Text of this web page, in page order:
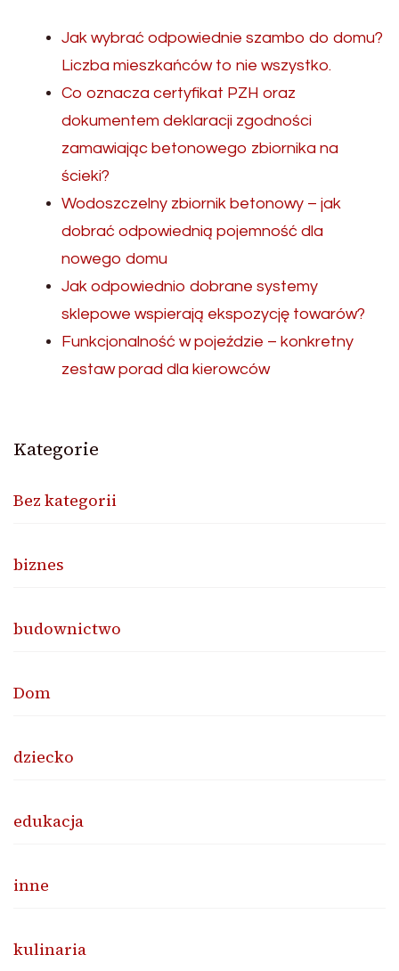
Jak wybrać odpowiednie szambo do domu?
Liczba mieszkańców to nie wszystko.
Co oznacza certyfikat PZH oraz
dokumentem deklaracji zgodności
zamawiając betonowego zbiornika na
ścieki?
Wodoszczelny zbiornik betonowy – jak
dobrać odpowiednią pojemność dla
nowego domu
Jak odpowiednio dobrane systemy
sklepowe wspierają ekspozycję towarów?
Funkcjonalność w pojeździe – konkretny
zestaw porad dla kierowców
Kategorie
Bez kategorii
biznes
budownictwo
Dom
dziecko
edukacja
inne
kulinaria